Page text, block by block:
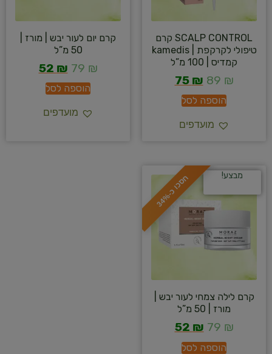
SCALP CONTROL קרם
טיפולי לקרקפת | kamedis
קמדיס | 100 מ”ל
89 ₪
75 ₪
הוספה לסל
מועדפים
קרם יום לעור יבש | מורז |
50 מ”ל
79 ₪
52 ₪
הוספה לסל
מועדפים
ח
ס
כ
ו
כ
-
3
4
% מבצע!
קרם לילה צמחי לעור יבש |
מורז | 50 מ”ל
79 ₪
52 ₪
הוספה לסל